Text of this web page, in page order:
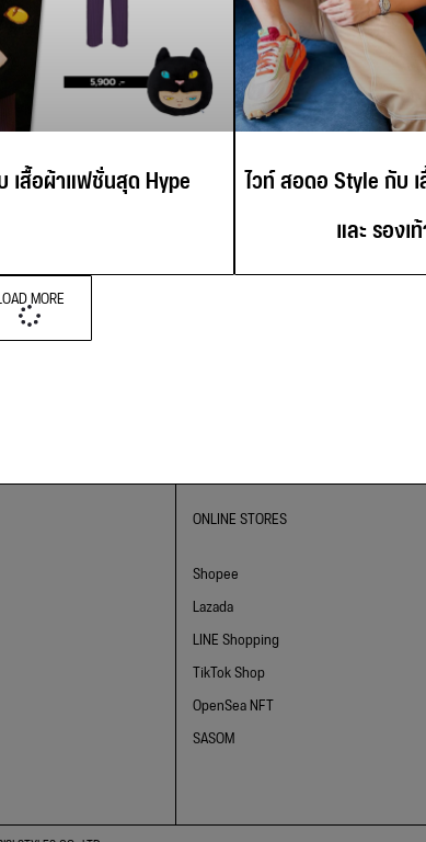
เสื้อผ้าแฟชั่นสุด Hype
ไวท์ สอดอ Style กับ
และ รองเ
MORE
ONLINE STORES
Shopee
Lazada
LINE Shopping
TikTok Shop
OpenSea NFT
SASOM